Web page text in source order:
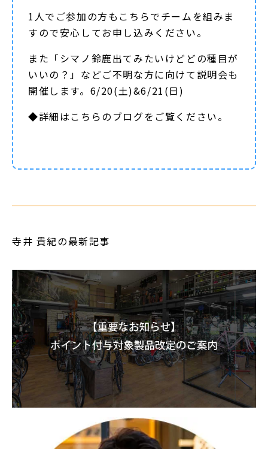
1人でご参加の方もこちらでチームを組みま
すので安心してお申し込みください。
また「シマノ鈴鹿出てみたいけどどの種目が
いいの？」などご不明な方に向けて説明会も
開催します。6/20(土)&6/21(日)
◆詳細はこちらのブログをご覧ください。
寺井 貴紀の最新記事